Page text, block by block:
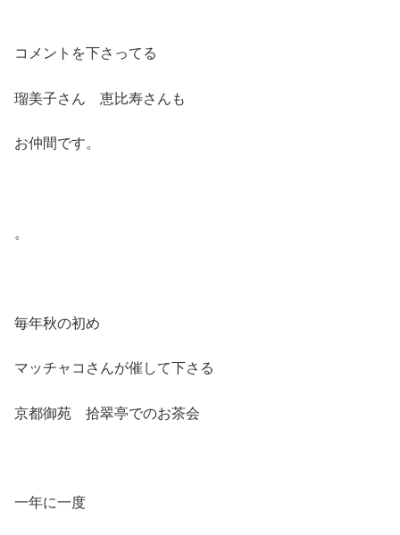
コメントを下さってる
瑠美子さん 恵比寿さんも
お仲間です。
。
毎年秋の初め
マッチャコさんが催して下さる
京都御苑 拾翠亭でのお茶会
一年に一度